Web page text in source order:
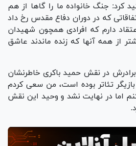
کرد: جنگ خانواده ما را گاها از هم
که در دوران دفاع مقدس رخ داد
دارم که افرادی همچون شهیدان
از همه آنها که زنده ماندند عاشق
در نقش حمید باکری خاطرنشان
بازیگر تئاتر بوده است، من سعی کردم
اما در نهایت نشد و وحید این نقش